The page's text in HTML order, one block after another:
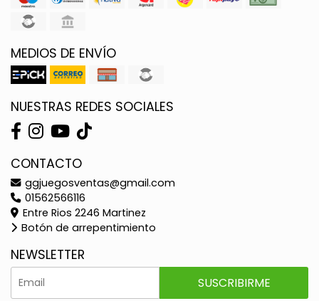
MEDIOS DE ENVÍO
NUESTRAS REDES SOCIALES
CONTACTO
ggjuegosventas@gmail.com
01562566116
Entre Rios 2246 Martinez
Botón de arrepentimiento
NEWSLETTER
SUSCRIBIRME